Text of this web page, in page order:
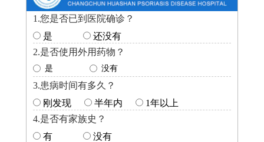
1.您是否已到医院确诊？
是
还没有
2.是否使用外用药物？
是 没有
3.患病时间有多久？
刚发现
半年内
1年以上
4.是否有家族史？
有
没有